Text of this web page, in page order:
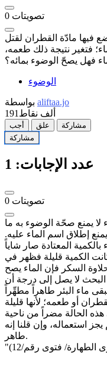
0 تصويتات
فيها مادّة القطران لقتل
فتغير نتيجة ذلك طعمه،
فهل يصحّ الوضوء بمائه؟
الوضوء
aliftaa.jo
191ألف نقاط
أجب علق
مشاركة
مشاركة
عدد الإجابات: 1
0 تصويتات
لا يمنع صحّة الوضوء به ما
إطلاق اسم الماء عليه.
المعتادة صار شاياً
الكمية قليلة فظهر في
السكر فإن الماء يصح
لا يصل إلى درجة أن
ماء البئر طاهراً مطهِّراً
الحالة مضراً من ناحية
استعماله، وإن قلنا إنه
طاهر.
فتوى رقم/12)